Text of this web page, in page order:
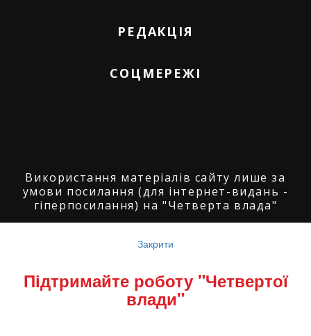
РЕДАКЦІЯ
СОЦМЕРЕЖІ
Використання матеріалів сайту лише за
умови посилання (для інтернет-видань -
гіперпосилання) на "Четверта влада"
"Четверта влада": 2008-2026.
Володимир Торбіч: 2008-2026.
SoftGroup
Закрити
Підтримайте роботу "Четвертої
влади"